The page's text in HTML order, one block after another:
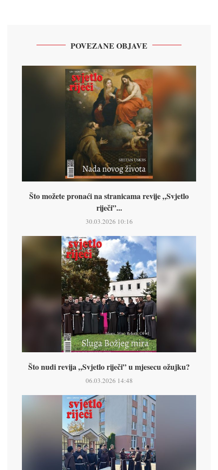
POVEZANE OBJAVE
Što možete pronaći na stranicama revije „Svjetlo
riječi”...
30.03.2026 10:16
Što nudi revija „Svjetlo riječi” u mjesecu ožujku?
06.03.2026 14:48